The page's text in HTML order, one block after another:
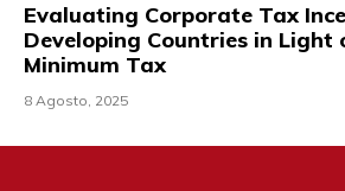
Evaluating Corporate Tax
Developing Countries in Light
Minimum Tax
8 Agosto, 2025